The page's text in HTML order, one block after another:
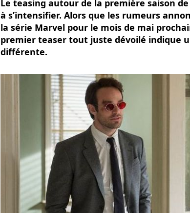
Le teasing autour de la première saison
à s’intensifier. Alors que les rumeurs
la série Marvel pour le mois de mai
premier teaser tout juste dévoilé indique
différente.